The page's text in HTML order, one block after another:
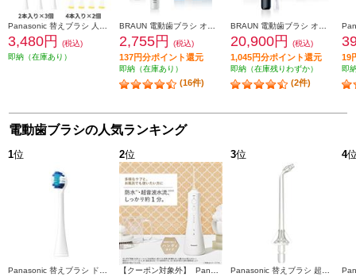
3,480円
(税込)
即納（在庫あり）
2,755円 (税込)
137円分ポイント還元
即納（在庫あり）
(16件)
20,900円 (税込)
1,045円分ポイント還元
即納（在庫残りわずか）
(2件)
19
即
電動歯ブラシの人気ランキング
1位 2位 3位 4